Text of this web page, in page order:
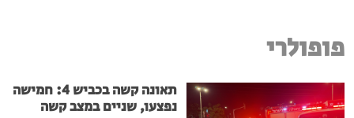
פופולרי
תאונה קשה בכביש 4: חמישה
נפצעו, שניים במצב קשה